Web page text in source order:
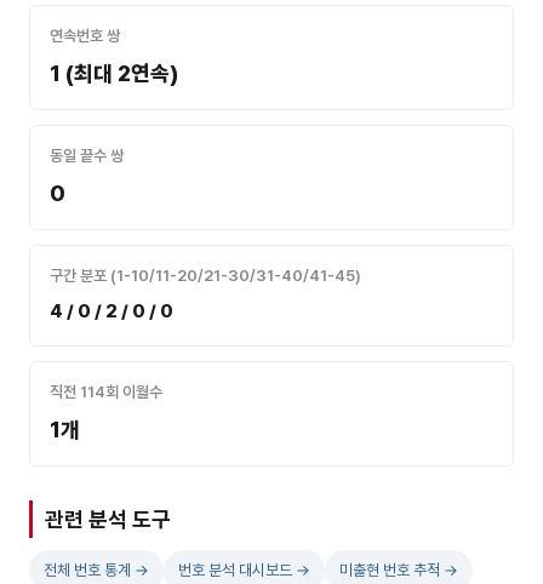
연속번호 쌍
1 (최대 2연속)
동일 끝수 쌍
0
구간 분포 (1-10/11-20/21-30/31-40/41-45)
4 / 0 / 2 / 0 / 0
직전 114회 이월수
1개
관련 분석 도구
전체 번호 통계 → 번호 분석 대시보드 → 미출현 번호 추적 →